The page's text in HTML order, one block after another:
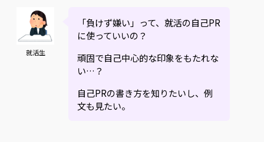
就活生
「負けず嫌い」って、就活の自己PR
に使っていいの？
頑固で自己中心的な印象をもたれな
い…？
自己PRの書き方を知りたいし、例
文も見たい。